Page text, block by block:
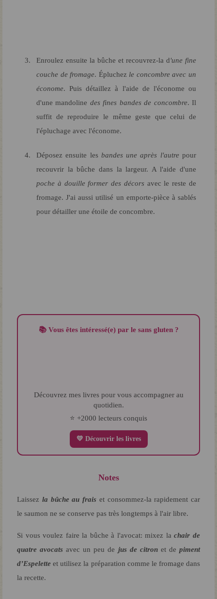
Enroulez ensuite la bûche et recouvrez-la d'une fine
couche de fromage. Épluchez le concombre avec un
économe. Puis détaillez à l'aide de l'économe ou
d'une mandoline des fines bandes de concombre. Il
suffit de reproduire le même geste que celui de
l'épluchage avec l'économe.
Déposez ensuite les bandes une après l'autrepour
recouvrir la bûche dans la largeur. A l'aide d'une
poche à douille former des décorsavec le reste de
fromage. J'ai aussi utilisé un emporte-pièce à sablés
pour détailler une étoile de concombre.
📚 Vous êtes intéressé(e) par le sans gluten ?
Découvrez mes livres pour vous accompagner au
quotidien.
⭐ +2000 lecteurs conquis
💛 Découvrir les livres
Notes
Laissez la bûche au frais et consommez-la rapidement car
le saumon ne se conserve pas très longtemps à l'air libre.
Si vous voulez faire la bûche à l'avocat: mixez la chair de
quatre avocats avec un peu de jus de citronet depiment
d’Espelette et utilisez la préparation comme le fromage dans
la recette.